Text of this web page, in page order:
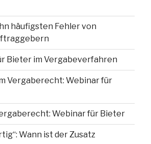
häufigsten Fehler von
Bieter im Vergabeverfahren
Vergaberecht: Webinar für
Webinar für Bieter
Wann ist der Zusatz